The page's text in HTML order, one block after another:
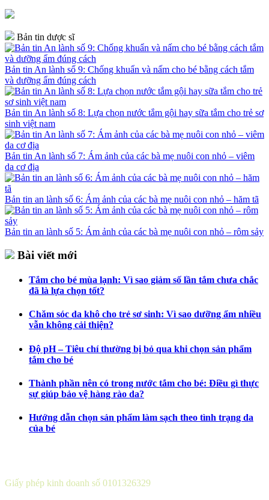
Bản tin dược sĩ
Bản tin An lành số 9: Chống khuẩn và nấm cho bé bằng cách tắm
và dưỡng ẩm đúng cách
Bản tin An lành số 8: Lựa chọn nước tắm gội hay sữa tắm cho trẻ sơ
sinh việt nam
Bản tin An lành số 7: Ám ảnh của các bà mẹ nuôi con nhỏ – viêm
da cơ địa
Bản tin an lành số 6: Ám ảnh của các bà mẹ nuôi con nhỏ – hăm tã
Bản tin an lành số 5: Ám ảnh của các bà mẹ nuôi con nhỏ – rôm sảy
Bài viết mới
Tắm cho bé mùa lạnh: Vì sao giảm số lần tắm chưa chắc
đã là lựa chọn tốt?
Chăm sóc da khô cho trẻ sơ sinh: Vì sao dưỡng ẩm nhiều
vẫn không cải thiện?
Độ pH – Tiêu chí thường bị bỏ qua khi chọn sản phẩm
tắm cho bé
Thành phần nên có trong nước tắm cho bé: Điều gì thực
sự giúp bảo vệ hàng rào da?
Hướng dẫn chọn sản phẩm làm sạch theo tình trạng da
của bé
Giấy phép kinh doanh số 0101326329